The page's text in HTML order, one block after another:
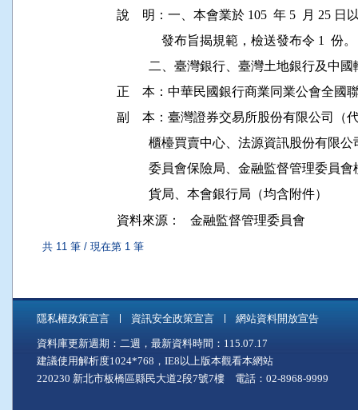
說    明：一、本會業於 105  年 5  月 25 日
              發布旨揭規範，檢送發布令 1  份。
二、臺灣銀行、臺灣土地銀行及
正    本：中華民國銀行商業同業公會全國
副    本：臺灣證券交易所股份有限公司（
櫃檯買賣中心、法源資訊股份有
委員會保險局、金融監督管理委
資料來源：
金融監督管理委員會
共 11 筆 / 現在第 1 筆
隱私權政策宣言 資訊安全政策宣言 網站資料開放宣告
資料庫更新週期：二週，最新資料時間：115.07.17
建議使用解析度1024*768，IE8以上版本觀看本網站
220230 新北市板橋區縣民大道2段7號7樓 電話：02-8968-9999